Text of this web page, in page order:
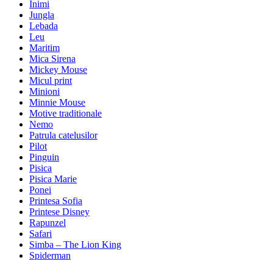
Inimi
Jungla
Lebada
Leu
Maritim
Mica Sirena
Mickey Mouse
Micul print
Minioni
Minnie Mouse
Motive traditionale
Nemo
Patrula catelusilor
Pilot
Pinguin
Pisica
Pisica Marie
Ponei
Printesa Sofia
Printese Disney
Rapunzel
Safari
Simba – The Lion King
Spiderman